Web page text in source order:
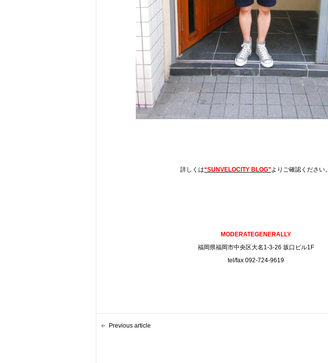
詳しくは“SUNVELOCITY BLOG”よりご確認ください。
MODERATEGENERALLY
福岡県福岡市中央区大名1-3-26 坂口ビル1F
tel/fax 092-724-9619
Previous article